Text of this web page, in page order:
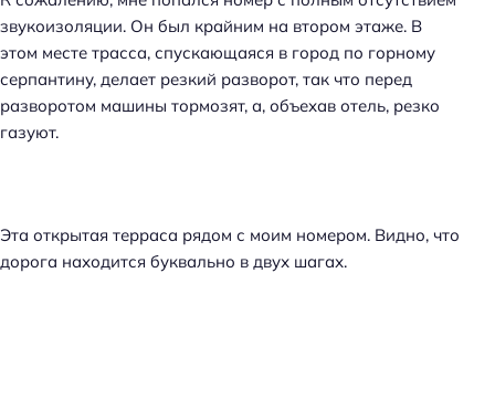
звукоизоляции. Он был крайним на втором этаже. В
этом месте трасса, спускающаяся в город по горному
серпантину, делает резкий разворот, так что перед
разворотом машины тормозят, а, объехав отель, резко
газуют.
Эта открытая терраса рядом с моим номером. Видно, что
дорога находится буквально в двух шагах.